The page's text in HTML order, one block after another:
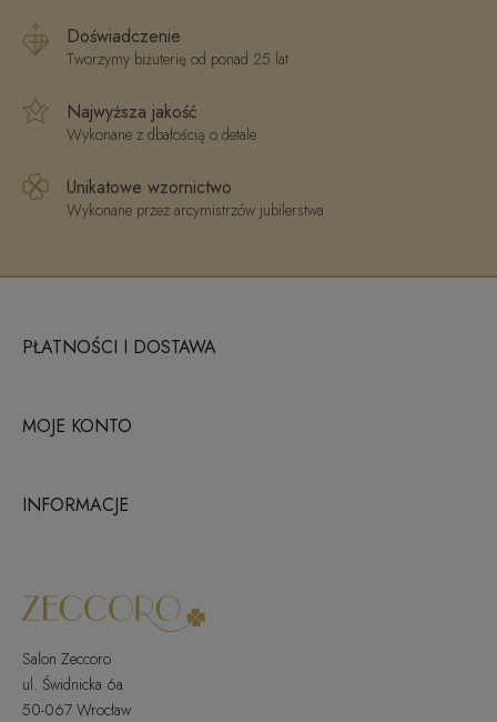
Doświadczenie
Tworzymy biżuterię od ponad 25 lat
Najwyższa jakość
Wykonane z dbałością o detale
Unikatowe wzornictwo
Wykonane przez arcymistrzów jubilerstwa
PŁATNOŚCI I DOSTAWA
MOJE KONTO
INFORMACJE
Salon Zeccoro
ul. Świdnicka 6a
50-067 Wrocław